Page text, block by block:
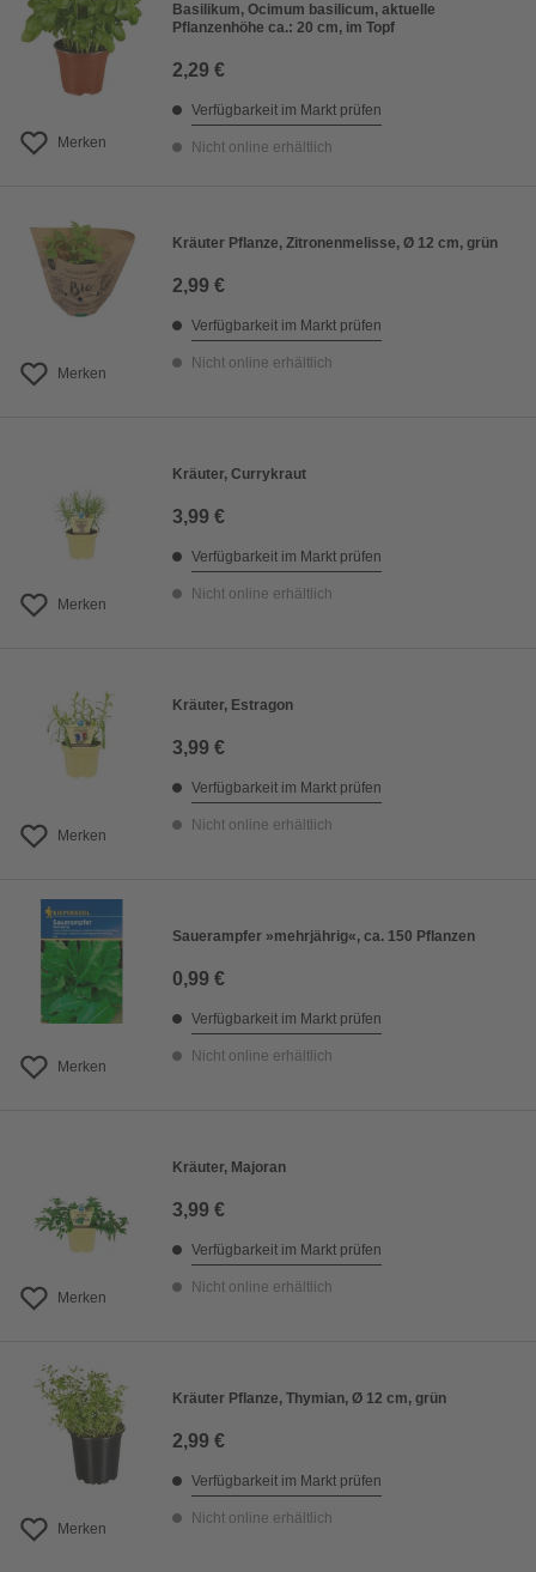
Merken
Basilikum, Ocimum basilicum, aktuelle
Pflanzenhöhe ca.: 20 cm, im Topf
2,29 €
Verfügbarkeit im Markt prüfen
Nicht online erhältlich
Merken
Kräuter Pflanze, Zitronenmelisse, Ø 12 cm, grün
2,99 €
Verfügbarkeit im Markt prüfen
Nicht online erhältlich
Merken
Kräuter, Currykraut
3,99 €
Verfügbarkeit im Markt prüfen
Nicht online erhältlich
Merken
Kräuter, Estragon
3,99 €
Verfügbarkeit im Markt prüfen
Nicht online erhältlich
Merken
Sauerampfer »mehrjährig«, ca. 150 Pflanzen
0,99 €
Verfügbarkeit im Markt prüfen
Nicht online erhältlich
Merken
Kräuter, Majoran
3,99 €
Verfügbarkeit im Markt prüfen
Nicht online erhältlich
Merken
Kräuter Pflanze, Thymian, Ø 12 cm, grün
2,99 €
Verfügbarkeit im Markt prüfen
Nicht online erhältlich